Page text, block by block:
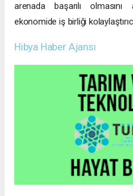
arenada başarılı olmasını
ekonomide iş birliği
Hibya Haber Ajansı